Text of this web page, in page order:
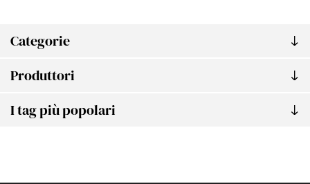
Categorie
Produttori
I tag più popolari